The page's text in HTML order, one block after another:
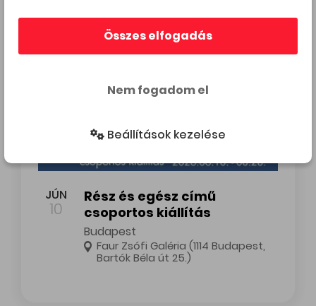
JÚN
10
Rész és egész című
csoportos kiállítás
Budapest
Faur Zsófi Galéria (1114 Budapest,
Bartók Béla út 25.)
Összes elfogadás
Nem fogadom el
Beállítások kezelése